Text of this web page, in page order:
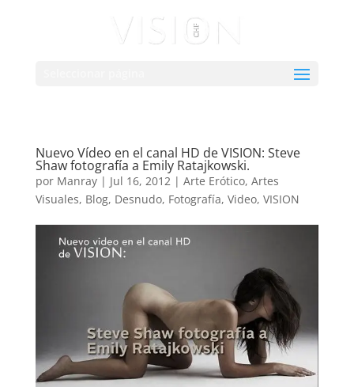
Nuevo Vídeo en el canal HD de VISION: Steve
Shaw fotografía a Emily Ratajkowski.
por Manray| Jul 16, 2012| Arte Erótico, Artes
Visuales, Blog, Desnudo, Fotografía, Video, VISION